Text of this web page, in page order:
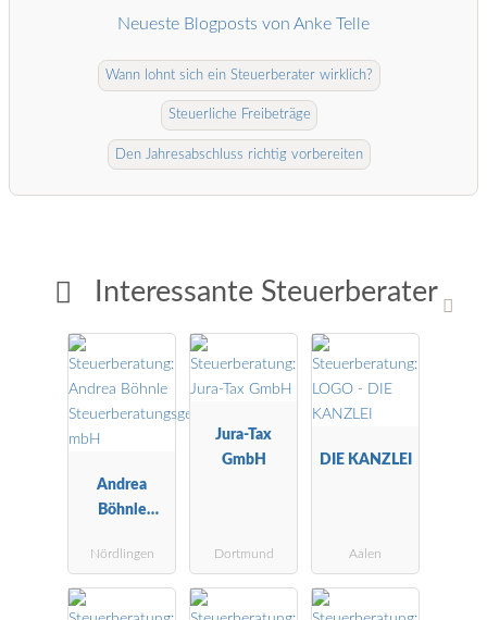
Interessante Steuerberater
Andrea
Böhnle
ngsgesellscha
ft mbH
Nördlingen
Jura-Tax
GmbH
Dortmund
DIE KANZLEI
Aalen
Neueste Blogposts von Anke Telle
Wann lohnt sich ein Steuerberater wirklich?
Steuerliche Freibeträge
Den Jahresabschluss richtig vorbereiten